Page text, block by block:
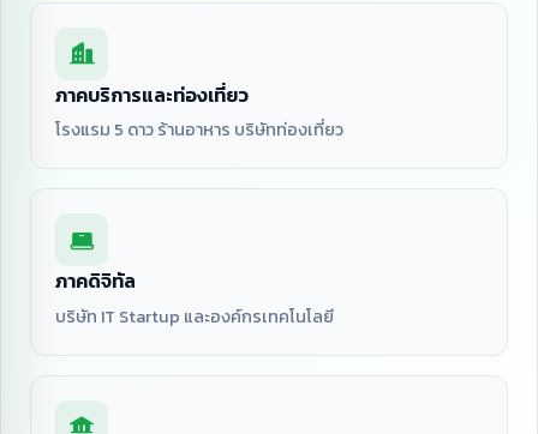
ภาคบริการและท่องเที่ยว
โรงแรม 5 ดาว ร้านอาหาร บริษัทท่องเที่ยว
ภาคดิจิทัล
บริษัท IT Startup และองค์กรเทคโนโลยี